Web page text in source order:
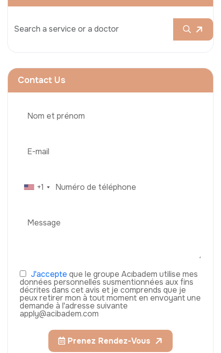
Contact Us
+1
J'accepte que le groupe Acıbadem utilise mes
données personnelles susmentionnées aux fins
décrites dans cet avis et je comprends que je
peux retirer mon à tout moment en envoyant une
demande à l'adresse suivante
apply@acibadem.com
Prenez Rendez-Vous